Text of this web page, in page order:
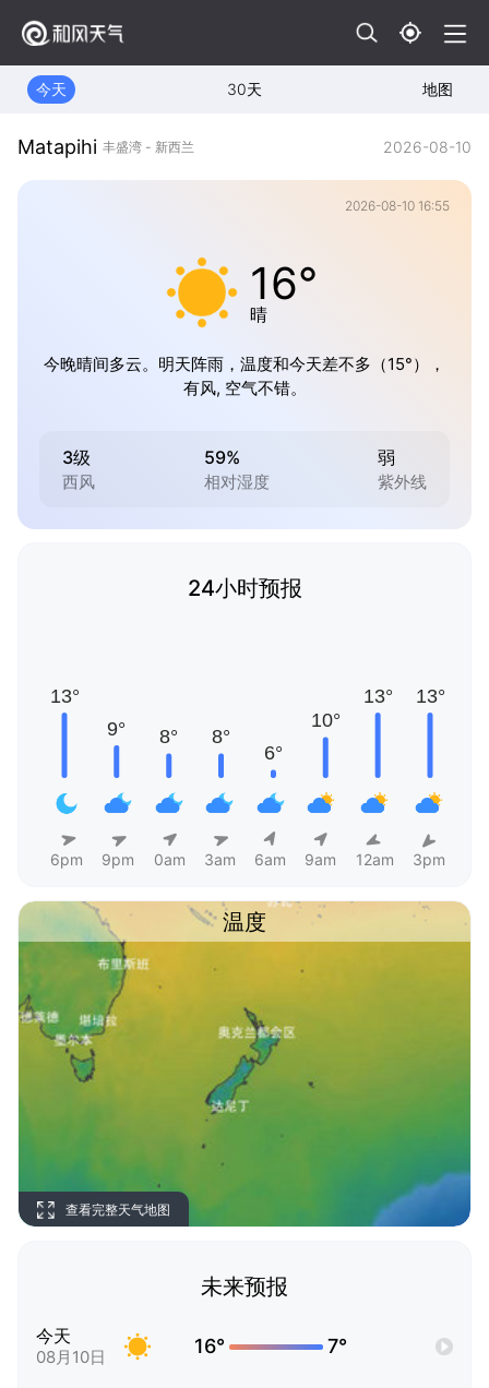
今天 30天 地图
Matapihi 丰盛湾 - 新西兰 2026-08-10
2026-08-10 16:55
16°
晴
今晚晴间多云。明天阵雨，温度和今天差不多（15°），
有风, 空气不错。
3级
西风
59%
相对湿度
弱
紫外线
24小时预报
6pm 9pm 0am 3am 6am 9am 12am 3pm
温度
查看完整天气地图
未来预报
今天
08月10日 16° 7°